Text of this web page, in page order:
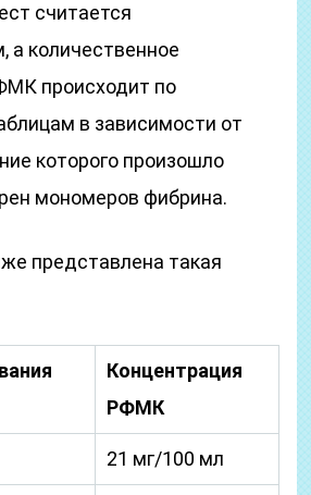
считается
а количественное
происходит по
в зависимости от
которого произошло
мономеров фибрина.
представлена такая
Концентрация
РФМК
21 мг/100 мл